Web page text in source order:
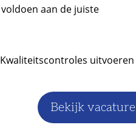
aan de juiste
uitvoeren
Bekijk vacature